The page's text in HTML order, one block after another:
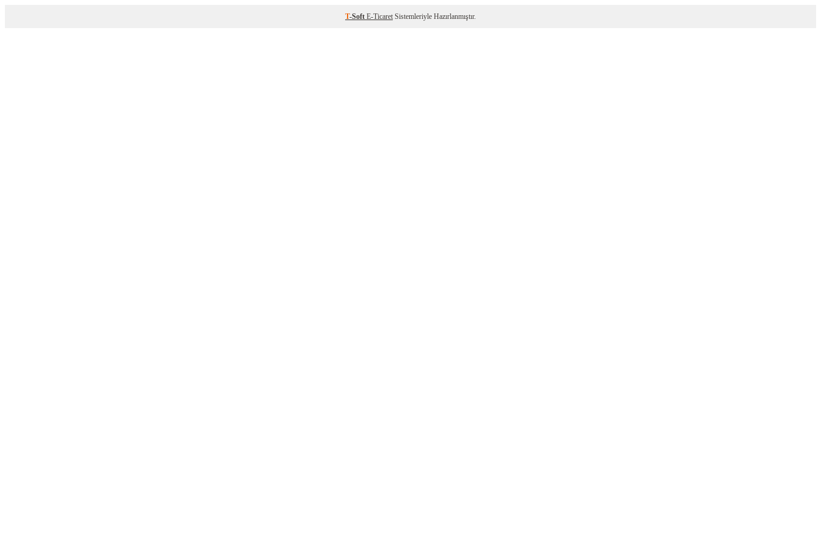
T-Soft E-Ticaret Sistemleriyle Hazırlanmıştır.